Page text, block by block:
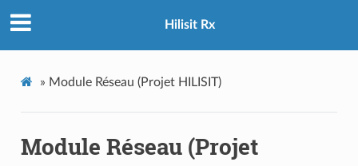
Hilisit Rx
» Module Réseau (Projet HILISIT)
Module Réseau (Projet